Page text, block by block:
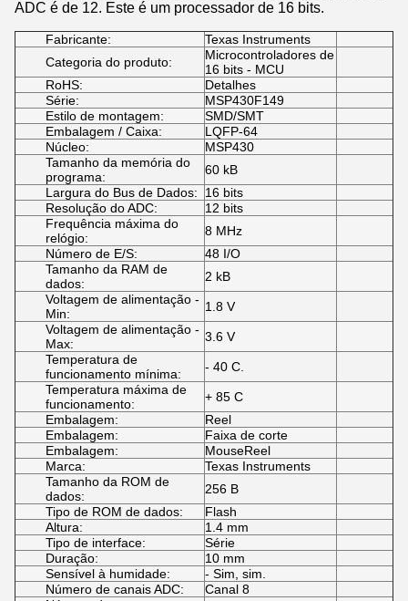
ADC é de 12. Este é um processador de 16 bits.
Fabricante:
Texas Instruments
Categoria do produto:
Microcontroladores de
16 bits - MCU
RoHS:
Detalhes
Série:
MSP430F149
Estilo de montagem:
SMD/SMT
Embalagem / Caixa:
LQFP-64
Núcleo:
MSP430
Tamanho da memória do
programa:
60 kB
Largura do Bus de Dados:
16 bits
Resolução do ADC:
12 bits
Frequência máxima do
relógio:
8 MHz
Número de E/S:
48 I/O
Tamanho da RAM de
dados:
2 kB
Voltagem de alimentação -
Min:
1.8 V
Voltagem de alimentação -
Max:
3.6 V
Temperatura de
funcionamento mínima:
- 40 C.
Temperatura máxima de
funcionamento:
+ 85 C
Embalagem:
Reel
Embalagem:
Faixa de corte
Embalagem:
MouseReel
Marca:
Texas Instruments
Tamanho da ROM de
dados:
256 B
Tipo de ROM de dados:
Flash
Altura:
1.4 mm
Tipo de interface:
Série
Duração:
10 mm
Sensível à humidade:
- Sim, sim.
Número de canais ADC:
Canal 8